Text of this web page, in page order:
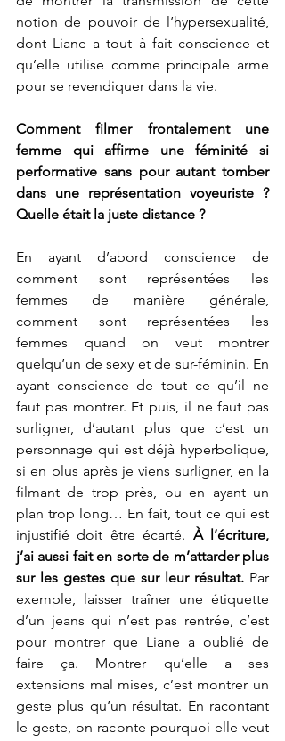
notion de pouvoir de l’hypersexualité,
dont Liane a tout à fait conscience et
qu’elle utilise comme principale arme
pour se revendiquer dans la vie.
Comment filmer frontalement une
femme qui affirme une féminité si
performative sans pour autant tomber
dans une représentation voyeuriste ?
Quelle était la juste distance ?
En ayant d’abord conscience de
comment sont représentées les
femmes de manière générale,
comment sont représentées les
femmes quand on veut montrer
quelqu’un de sexy et de sur-féminin. En
ayant conscience de tout ce qu’il ne
faut pas montrer. Et puis, il ne faut pas
surligner, d’autant plus que c’est un
personnage qui est déjà hyperbolique,
si en plus après je viens surligner, en la
filmant de trop près, ou en ayant un
plan trop long… En fait, tout ce qui est
injustifié doit être écarté. À l’écriture,
j’ai aussi fait en sorte de m’attarder plus
sur les gestes que sur leur résultat. Par
exemple, laisser traîner une étiquette
d’un jeans qui n’est pas rentrée, c’est
pour montrer que Liane a oublié de
faire ça. Montrer qu’elle a ses
extensions mal mises, c’est montrer un
geste plus qu’un résultat. En racontant
le geste, on raconte pourquoi elle veut